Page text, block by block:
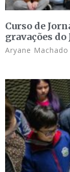
Curso de
gravações
Aryane Machado